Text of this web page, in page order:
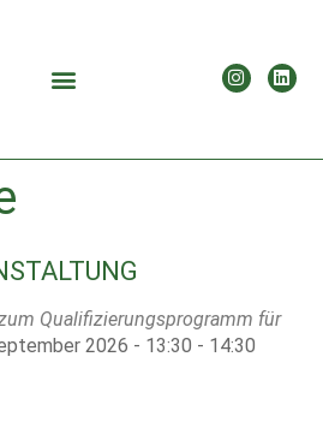
Qualifizierungsprogramm für
2026 - 13:30 - 14:30